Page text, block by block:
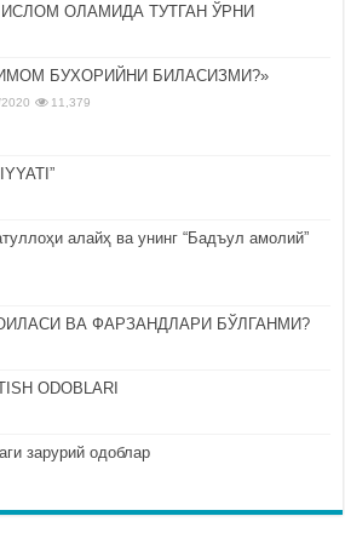
ОЛАМИДА ТУТГАН ЎРНИ
БУХОРИЙНИ БИЛАСИЗМИ?»
11,379
алайҳ ва унинг “Бадъул амолий”
ВА ФАРЗАНДЛАРИ БЎЛГАНМИ?
ODOBLARI
зарурий одоблар